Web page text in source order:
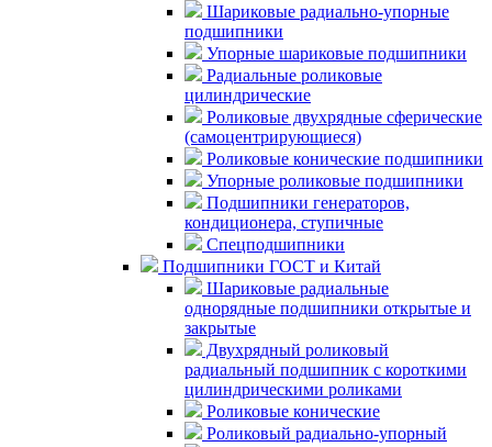
Шариковые радиально-упорные
подшипники
Упорные шариковые подшипники
Радиальные роликовые
цилиндрические
Роликовые двухрядные сферические
(самоцентрирующиеся)
Роликовые конические подшипники
Упорные роликовые подшипники
Подшипники генераторов,
кондиционера, ступичные
Спецподшипники
Подшипники ГОСТ и Китай
Шариковые радиальные
однорядные подшипники открытые и
закрытые
Двухрядный роликовый
радиальный подшипник с короткими
цилиндрическими роликами
Роликовые конические
Роликовый радиально-упорный